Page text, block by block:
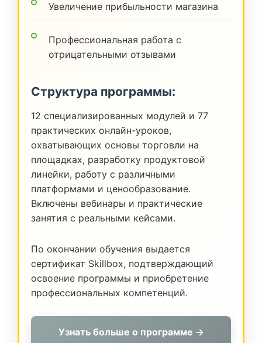
Увеличение прибыльности магазина
Профессиональная работа с
отрицательными отзывами
Структура программы:
12 специализированных модулей и 77
практических онлайн-уроков,
охватывающих основы торговли на
площадках, разработку продуктовой
линейки, работу с различными
платформами и ценообразование.
Включены вебинары и практические
занятия с реальными кейсами.
По окончании обучения выдается
сертификат Skillbox, подтверждающий
освоение программы и приобретение
профессиональных компетенций.
Узнать больше о программе →